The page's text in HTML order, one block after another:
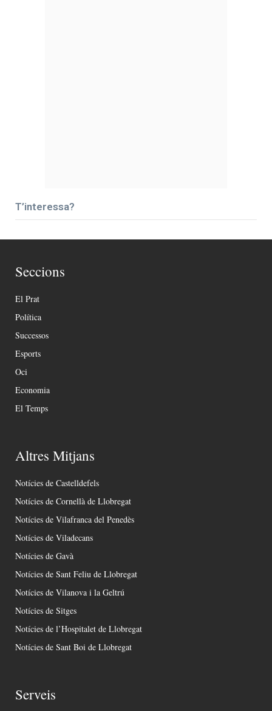
T’interessa?
Seccions
El Prat
Política
Successos
Esports
Oci
Economia
El Temps
Altres Mitjans
Notícies de Castelldefels
Notícies de Cornellà de Llobregat
Notícies de Vilafranca del Penedès
Notícies de Viladecans
Notícies de Gavà
Notícies de Sant Feliu de Llobregat
Notícies de Vilanova i la Geltrú
Notícies de Sitges
Notícies de l’Hospitalet de Llobregat
Notícies de Sant Boi de Llobregat
Serveis